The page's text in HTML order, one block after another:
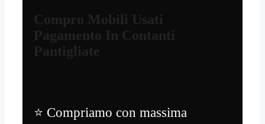
Compro Mobili Usati
Pagamento In Contanti
Pantigliate
⭐ Compriamo con massima